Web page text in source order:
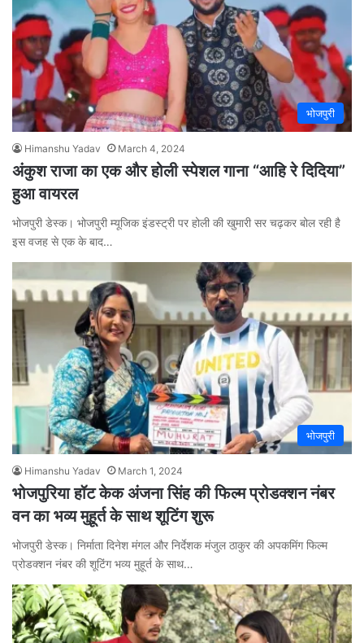
भोजपुरी
Himanshu Yadav March 4, 2024
अंकुश राजा का एक और होली स्पेशल गाना “आहि रे दिदिया”
हुआ वायरल
भोजपुरी डेस्क। भोजपुरी म्यूजिक इंडस्ट्री पर होली की खुमारी सर चढ़कर बोल रही है
इस वजह से एक के बाद…
भोजपुरी
Himanshu Yadav March 1, 2024
भोजपुरिया हॉट केक अंजना सिंह की फिल्म प्रोडक्शन नंबर
वन का भव्य मुहूर्त के साथ शूटिंग शुरू
भोजपुरी डेस्क। निर्माता दिनेश मंगल और निर्देशक मंजुल ठाकुर की अपकमिंग फिल्म
प्रोडक्शन नंबर की शूटिंग भव्य मुहूर्त के साथ…